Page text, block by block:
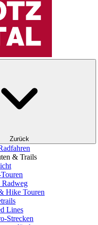
Zurück
& Trails
Radweg
Hike Touren
Lines
Strecken